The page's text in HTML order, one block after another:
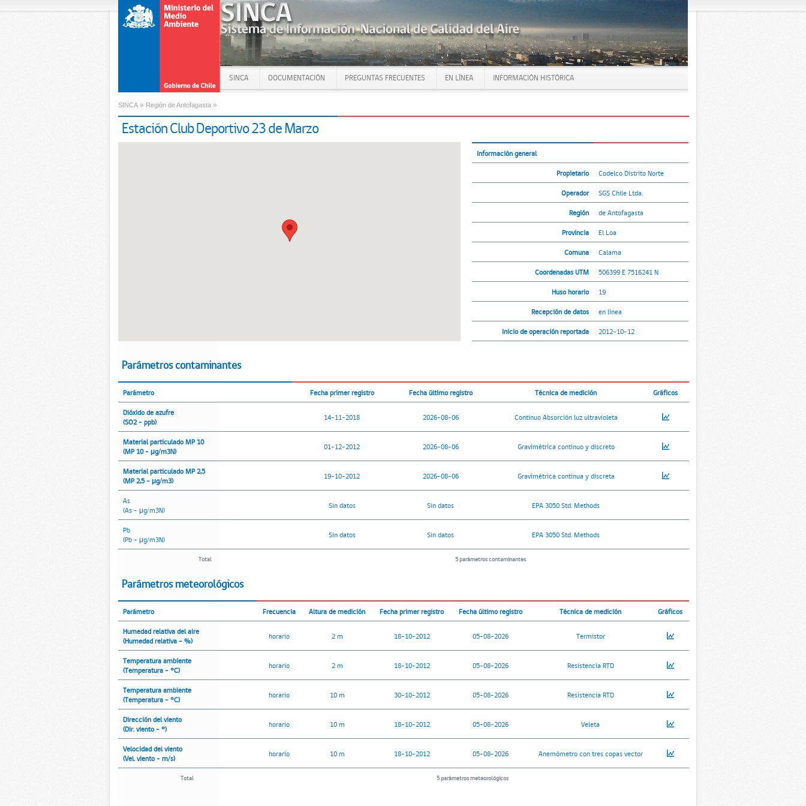
SINCA DOCUMENTACIÓN PREGUNTAS FRECUENTES EN LÍNEA INFORMACIÓN HISTÓRICA
SINCA » Región de Antofagasta »
Estación Club Deportivo 23 de Marzo
Información general
Propietario Codelco Distrito Norte
Operador SGS Chile Ltda.
Región de Antofagasta
Provincia El Loa
Comuna Calama
Coordenadas UTM 506399 E 7516241 N
Huso horario 19
Recepción de datos en línea
Inicio de operación reportada 2012-10-12
Parámetros contaminantes
Parámetro Fecha primer registro Fecha último registro Técnica de medición Gráficos
Dióxido de azufre
(SO2 - ppb)
14-11-2018 2026-08-06 Continuo Absorción luz ultravioleta
Material particulado MP 10
(MP 10 - μg/m3N)
01-12-2012 2026-08-06 Gravimétrica continuo y discreto
Material particulado MP 2,5
(MP 2,5 - μg/m3)
19-10-2012 2026-08-06 Gravimétrica continua y discreta
As
(As - μg/m3N)
Sin datos Sin datos EPA 3050 Std. Methods
Pb
(Pb - μg/m3N)
Sin datos Sin datos EPA 3050 Std. Methods
Total 5 parámetros contaminantes
Parámetros meteorológicos
Parámetro Frecuencia Altura de medición Fecha primer registro Fecha último registro Técnica de medición Gráficos
Humedad relativa del aire
(Humedad relativa - %)
horario 2 m 18-10-2012 05-08-2026 Termistor
Temperatura ambiente
(Temperatura - °C)
horario 2 m 18-10-2012 05-08-2026 Resistencia RTD
Temperatura ambiente
(Temperatura - °C)
horario 10 m 30-10-2012 05-08-2026 Resistencia RTD
Dirección del viento
(Dir. viento - °)
horario 10 m 18-10-2012 05-08-2026 Veleta
Velocidad del viento
(Vel. viento - m/s)
horario 10 m 18-10-2012 05-08-2026 Anemómetro con tres copas vector
Total 5 parámetros meteorológicos